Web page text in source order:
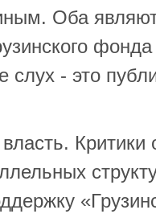
Оба
слух - это